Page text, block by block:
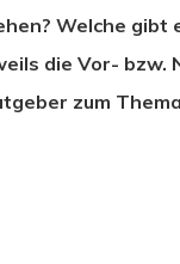
Welche
die Vor-
zum